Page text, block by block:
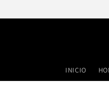
INICIO